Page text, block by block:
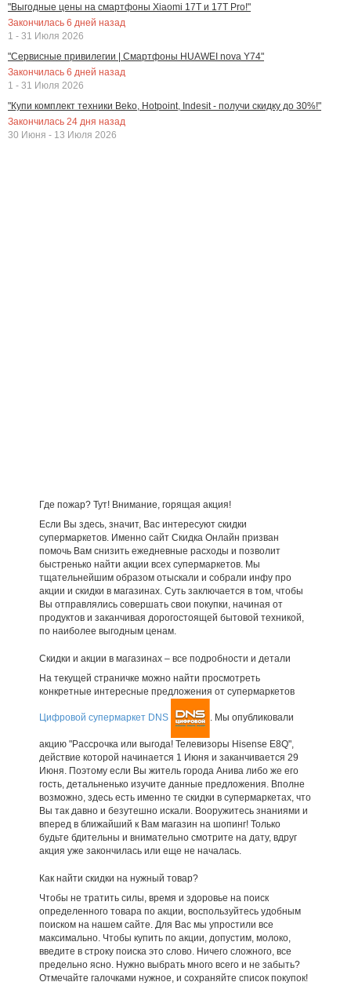
"Выгодные цены на смартфоны Xiaomi 17T и 17T Pro!"
Закончилась 6 дней назад
1 - 31 Июля 2026
"Сервисные привилегии | Смартфоны HUAWEI nova Y74"
Закончилась 6 дней назад
1 - 31 Июля 2026
"Купи комплект техники Beko, Hotpoint, Indesit - получи скидку до 30%!"
Закончилась 24 дня назад
30 Июня - 13 Июля 2026
Где пожар? Тут! Внимание, горящая акция!
Если Вы здесь, значит, Вас интересуют скидки
супермаркетов. Именно сайт Скидка Онлайн призван
помочь Вам снизить ежедневные расходы и позволит
быстренько найти акции всех супермаркетов. Мы
тщательнейшим образом отыскали и собрали инфу про
акции и скидки в магазинах. Суть заключается в том, чтобы
Вы отправлялись совершать свои покупки, начиная от
продуктов и заканчивая дорогостоящей бытовой техникой,
по наиболее выгодным ценам.
Скидки и акции в магазинах – все подробности и детали
На текущей страничке можно найти просмотреть
конкретные интересные предложения от супермаркетов
Цифровой супермаркет DNS . Мы опубликовали
акцию "Рассрочка или выгода! Телевизоры Hisense E8Q",
действие которой начинается 1 Июня и заканчивается 29
Июня. Поэтому если Вы житель города Анива либо же его
гость, детальненько изучите данные предложения. Вполне
возможно, здесь есть именно те скидки в супермаркетах, что
Вы так давно и безутешно искали. Вооружитесь знаниями и
вперед в ближайший к Вам магазин на шопинг! Только
будьте бдительны и внимательно смотрите на дату, вдруг
акция уже закончилась или еще не началась.
Как найти скидки на нужный товар?
Чтобы не тратить силы, время и здоровье на поиск
определенного товара по акции, воспользуйтесь удобным
поиском на нашем сайте. Для Вас мы упростили все
максимально. Чтобы купить по акции, допустим, молоко,
введите в строку поиска это слово. Ничего сложного, все
предельно ясно. Нужно выбрать много всего и не забыть?
Отмечайте галочками нужное, и сохраняйте список покупок!